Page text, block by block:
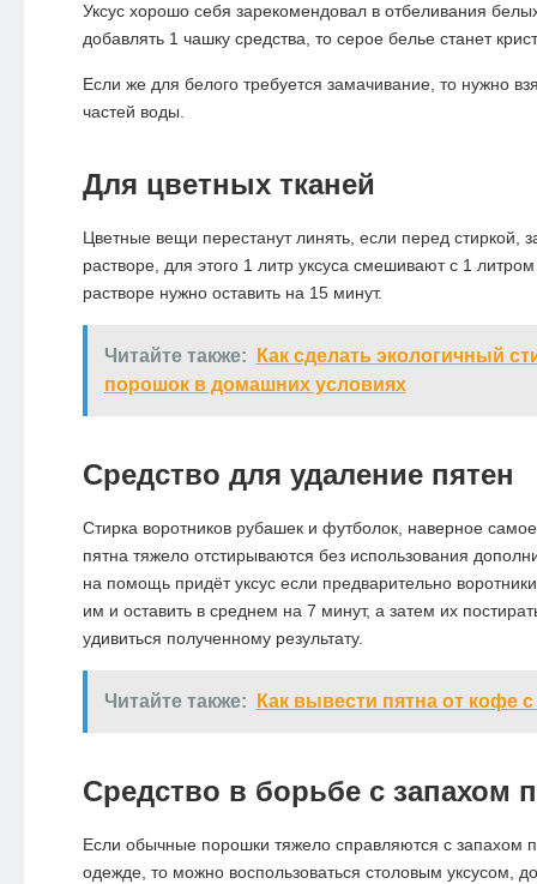
Уксус хорошо себя зарекомендовал в отбеливания
добавлять 1 чашку средства, то серое белье станет
Если же для белого требуется замачивание, то нужно
частей воды.
Для цветных тканей
Цветные вещи перестанут линять, если перед стиркой,
растворе, для этого 1 литр уксуса смешивают с 1
растворе нужно оставить на 15 минут.
Читайте также:
Как сделать экологичный
порошок в домашних условиях
Средство для удаление пятен
Стирка воротников рубашек и футболок, наверное
пятна тяжело отстирываются без использования
на помощь придёт уксус если предварительно
им и оставить в среднем на 7 минут, а затем их
удивиться полученному результату.
Читайте также: Как вывести пятна от кофе
Средство в борьбе с запахом
Если обычные порошки тяжело справляются с запахом
одежде, то можно воспользоваться столовым уксусом,